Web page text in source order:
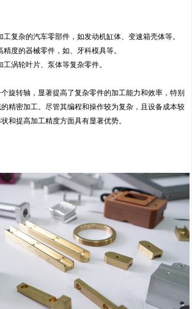
复杂的汽车零部件，如发动机缸体、变速箱壳体等。
度的器械零件，如、牙科模具等。
涡轮叶片、泵体等复杂零件。
旋转轴，显著提高了复杂零件的加工能力和效率，特别
精密加工。尽管其编程和操作较为复杂，且设备成本较
和提高加工精度方面具有显著优势。